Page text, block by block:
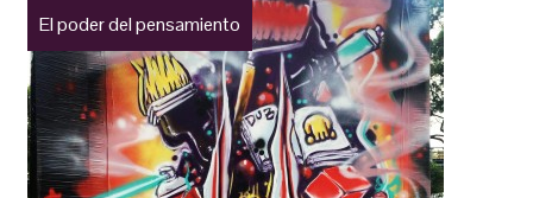
El poder del pensamiento